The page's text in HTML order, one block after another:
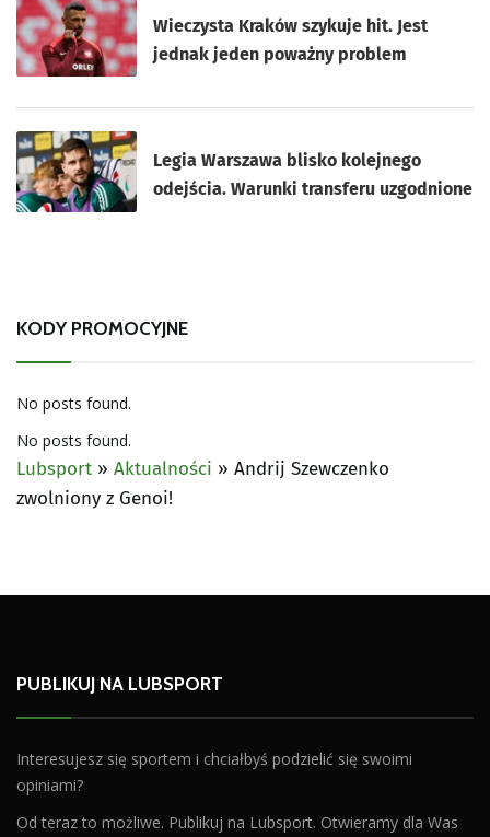
Wieczysta Kraków szykuje hit. Jest
jednak jeden poważny problem
Legia Warszawa blisko kolejnego
odejścia. Warunki transferu uzgodnione
KODY PROMOCYJNE
No posts found.
No posts found.
Lubsport » Aktualności » Andrij Szewczenko
zwolniony z Genoi!
PUBLIKUJ NA LUBSPORT
Interesujesz się sportem i chciałbyś podzielić się swoimi
opiniami?
Od teraz to możliwe. Publikuj na Lubsport. Otwieramy dla Was